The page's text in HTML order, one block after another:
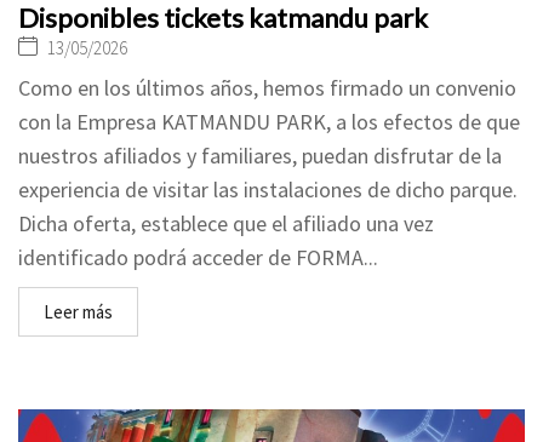
Disponibles tickets katmandu park
13/05/2026
Como en los últimos años, hemos firmado un convenio
con la Empresa KATMANDU PARK, a los efectos de que
nuestros afiliados y familiares, puedan disfrutar de la
experiencia de visitar las instalaciones de dicho parque.
Dicha oferta, establece que el afiliado una vez
identificado podrá acceder de FORMA...
Leer más